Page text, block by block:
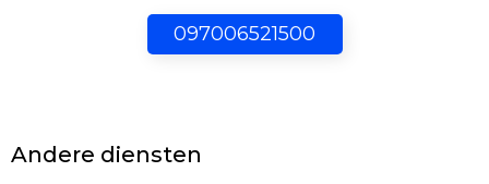
097006521500
Andere diensten